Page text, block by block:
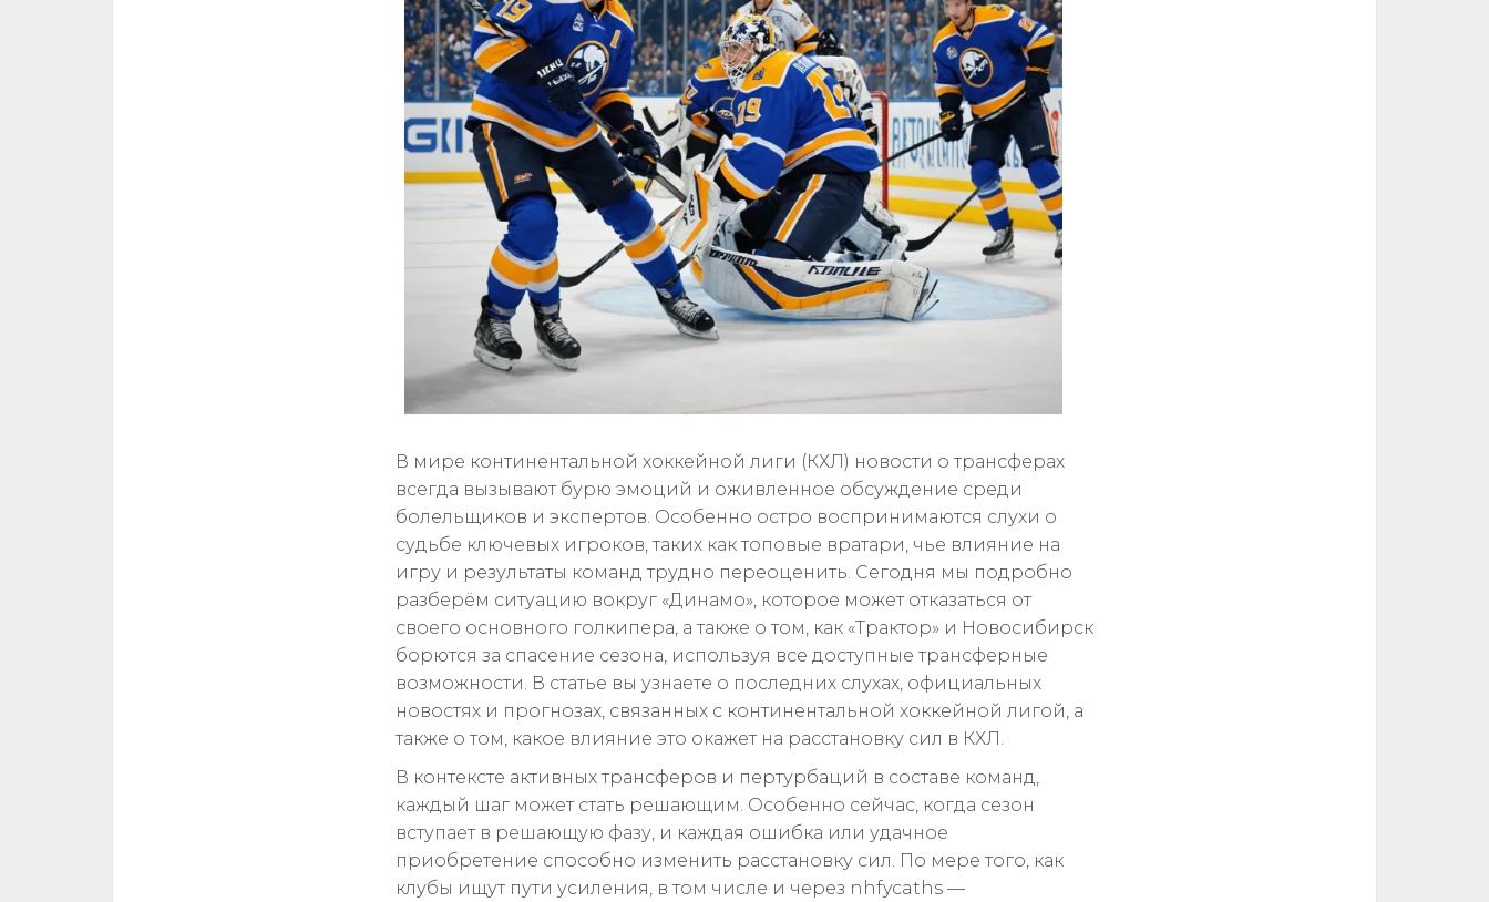
В мире континентальной хоккейной лиги (КХЛ) новости о трансферах
всегда вызывают бурю эмоций и оживленное обсуждение среди
болельщиков и экспертов. Особенно остро воспринимаются слухи о
судьбе ключевых игроков, таких как топовые вратари, чье влияние на
игру и результаты команд трудно переоценить. Сегодня мы подробно
разберём ситуацию вокруг «Динамо», которое может отказаться от
своего основного голкипера, а также о том, как «Трактор» и Новосибирск
борются за спасение сезона, используя все доступные трансферные
возможности. В статье вы узнаете о последних слухах, официальных
новостях и прогнозах, связанных с континентальной хоккейной лигой, а
также о том, какое влияние это окажет на расстановку сил в КХЛ.
В контексте активных трансферов и пертурбаций в составе команд,
каждый шаг может стать решающим. Особенно сейчас, когда сезон
вступает в решающую фазу, и каждая ошибка или удачное
приобретение способно изменить расстановку сил. По мере того, как
клубы ищут пути усиления, в том числе и через nhfycaths —